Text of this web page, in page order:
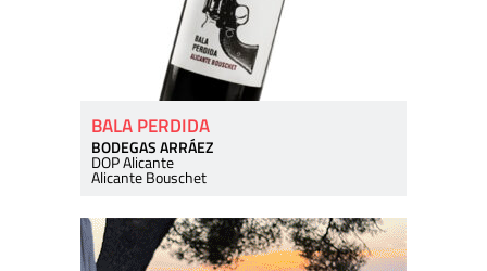
BALA PERDIDA
BODEGAS ARRÁEZ
DOP Alicante
Alicante Bouschet